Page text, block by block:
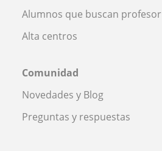
Alumnos que buscan profesor
Alta centros
Comunidad
Novedades y Blog
Preguntas y respuestas